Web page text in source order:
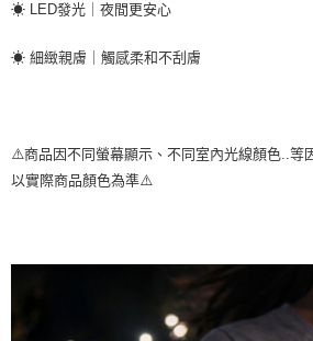
１．透過由恩沛科技股份有限公司提供之「
易，需依本服務之必要範圍內提供個人資料，並
３．未成年的使用者請事先徵得法定代理人或監
「AFTEE先享後付」，若未經同意申辦者引起之
任。
５．嚴禁一人註冊多個帳號或使用他人資訊註冊
恩沛科技股份有限公司將有權停止該用戶之使用
每筆NT$100，滿NT$1,000(含以上)免運費
黑貓貨到付款
☀ LED發光｜夜間更安心
☀ 細緻親膚｜觸感柔和不刮膚
⚠️商品因不同螢幕顯示、不同室內光線顏色..等
以實際商品顏色為準⚠️